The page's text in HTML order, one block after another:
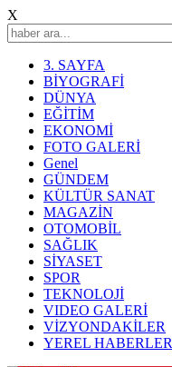
X
3. SAYFA
BİYOGRAFİ
DÜNYA
EĞİTİM
EKONOMİ
FOTO GALERİ
Genel
GÜNDEM
KÜLTÜR SANAT
MAGAZİN
OTOMOBİL
SAĞLIK
SİYASET
SPOR
TEKNOLOJİ
VIDEO GALERİ
VİZYONDAKİLER
YEREL HABERLER